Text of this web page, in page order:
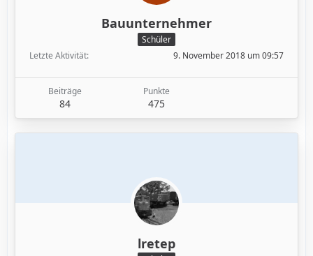
Bauunternehmer
Schüler
Letzte Aktivität
9. November 2018 um 09:57
Beiträge
84
Punkte
475
lretep